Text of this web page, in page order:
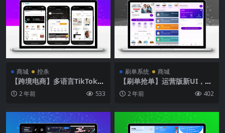
商城 控杀
【跨境电商】多语言TikTok抖
音免登陆内嵌商城|商家入驻
一键铺货
2 年前 533
刷单系统 商城
【刷单抢单】运营版新UI，7
国语言商城刷单系统
2 年前 402